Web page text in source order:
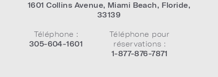
1601 Collins Avenue, Miami Beach, Floride,
33139
Téléphone :
305-604-1601
Téléphone pour
réservations :
1-877-876-7871